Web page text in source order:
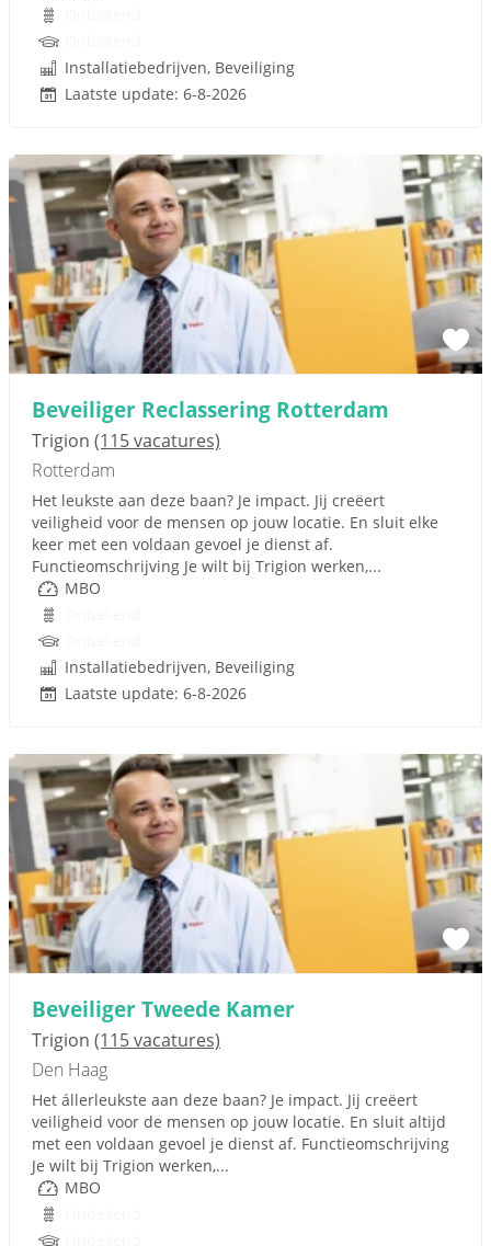
Installatiebedrijven, Beveiliging
Laatste update: 6-8-2026
Beveiliger Reclassering Rotterdam
Trigion (115 vacatures)
Rotterdam
Het leukste aan deze baan? Je impact. Jij creëert
veiligheid voor de mensen op jouw locatie. En sluit elke
keer met een voldaan gevoel je dienst af.
Functieomschrijving Je wilt bij Trigion werken,...
MBO
Installatiebedrijven, Beveiliging
Laatste update: 6-8-2026
Beveiliger Tweede Kamer
Trigion (115 vacatures)
Den Haag
Het állerleukste aan deze baan? Je impact. Jij creëert
veiligheid voor de mensen op jouw locatie. En sluit altijd
met een voldaan gevoel je dienst af. Functieomschrijving
Je wilt bij Trigion werken,...
MBO